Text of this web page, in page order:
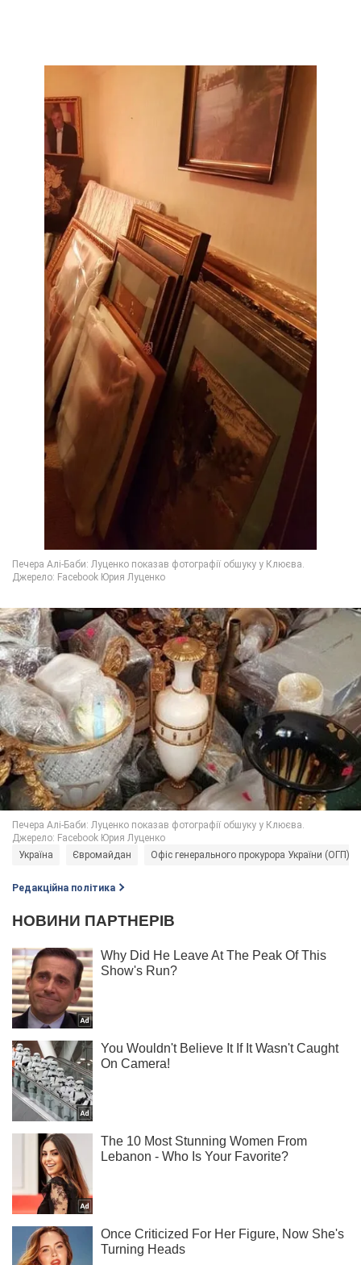
Україна Євромайдан Офіс генерального прокурора України (ОГП)
Редакційна політика